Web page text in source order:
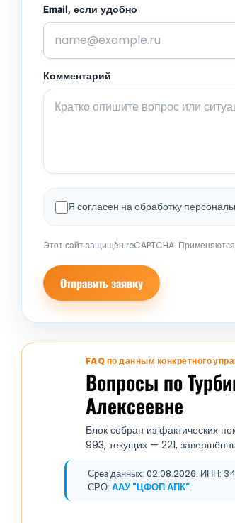
Email, если удобно
Комментарий
Я согласен на обработку
Этот сайт защищён reCAPTCHA. Применяются
Отправить заявку
FAQ по данным конкретного
Вопросы по
Алексеевне
Блок собран из фактических
993, текущих — 221,
Срез данных: 02.08.2026. ИНН:
СРО: ААУ "ЦФОП АПК".